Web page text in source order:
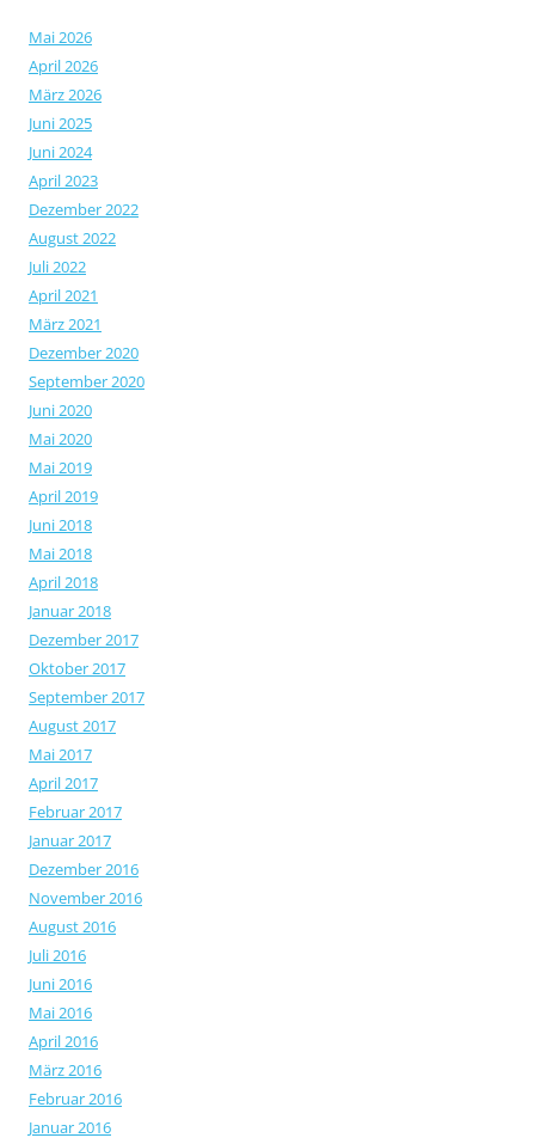
Mai 2026
April 2026
März 2026
Juni 2025
Juni 2024
April 2023
Dezember 2022
August 2022
Juli 2022
April 2021
März 2021
Dezember 2020
September 2020
Juni 2020
Mai 2020
Mai 2019
April 2019
Juni 2018
Mai 2018
April 2018
Januar 2018
Dezember 2017
Oktober 2017
September 2017
August 2017
Mai 2017
April 2017
Februar 2017
Januar 2017
Dezember 2016
November 2016
August 2016
Juli 2016
Juni 2016
Mai 2016
April 2016
März 2016
Februar 2016
Januar 2016